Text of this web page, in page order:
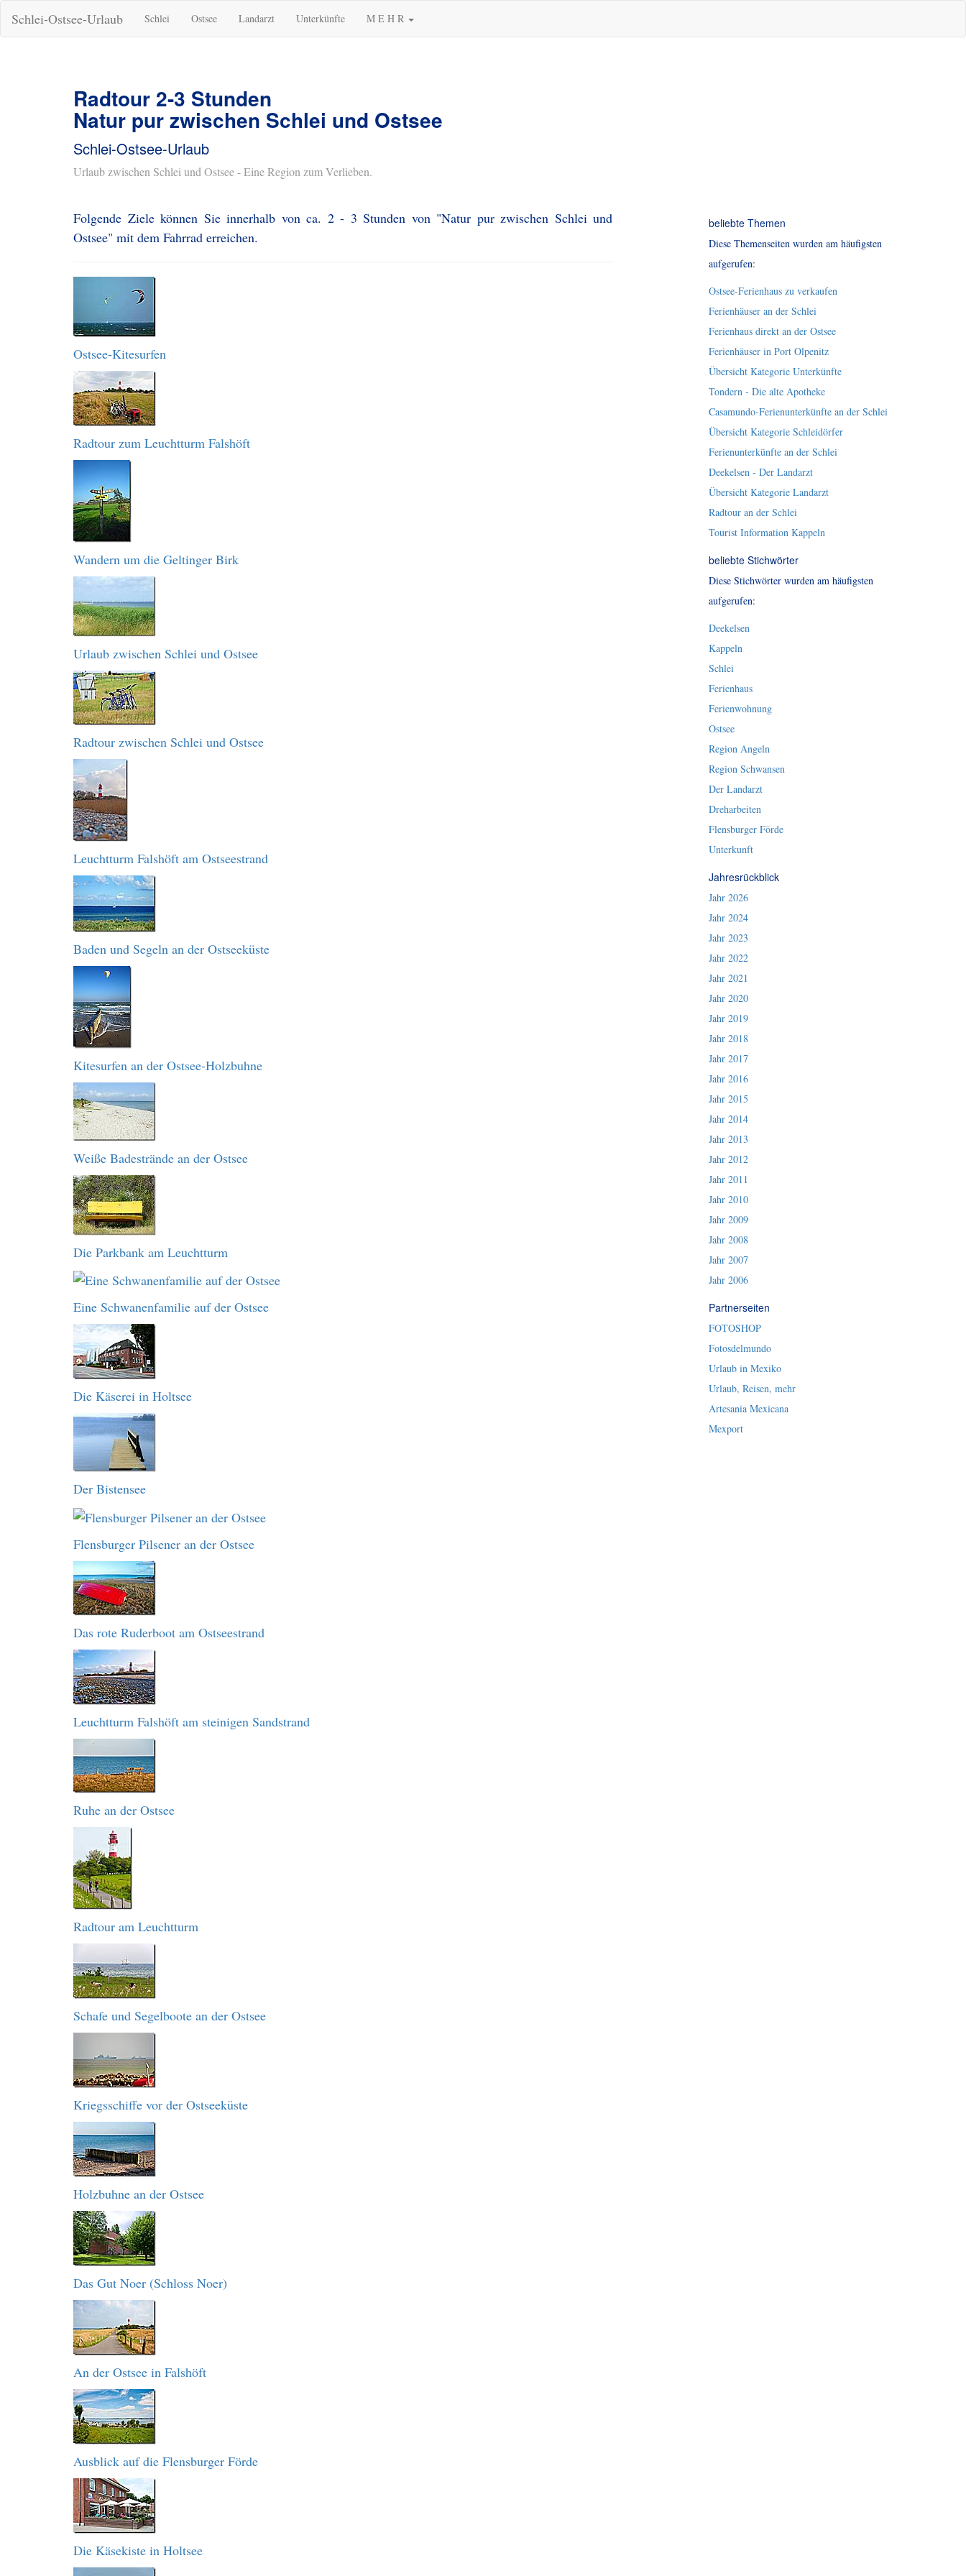
Schlei-Ostsee-Urlaub Schlei Ostsee Landarzt Unterkünfte M E H R
Radtour 2-3 Stunden
Natur pur zwischen Schlei und Ostsee
Schlei-Ostsee-Urlaub
Urlaub zwischen Schlei und Ostsee - Eine Region zum Verlieben.
Folgende Ziele können Sie innerhalb von ca. 2 - 3 Stunden von "Natur pur zwischen Schlei und
Ostsee" mit dem Fahrrad erreichen.
Ostsee-Kitesurfen
Radtour zum Leuchtturm Falshöft
Wandern um die Geltinger Birk
Urlaub zwischen Schlei und Ostsee
Radtour zwischen Schlei und Ostsee
Leuchtturm Falshöft am Ostseestrand
Baden und Segeln an der Ostseeküste
Kitesurfen an der Ostsee-Holzbuhne
Weiße Badestrände an der Ostsee
Die Parkbank am Leuchtturm
Eine Schwanenfamilie auf der Ostsee
Die Käserei in Holtsee
Der Bistensee
Flensburger Pilsener an der Ostsee
Das rote Ruderboot am Ostseestrand
Leuchtturm Falshöft am steinigen Sandstrand
Ruhe an der Ostsee
Radtour am Leuchtturm
Schafe und Segelboote an der Ostsee
Kriegsschiffe vor der Ostseeküste
Holzbuhne an der Ostsee
Das Gut Noer (Schloss Noer)
An der Ostsee in Falshöft
Ausblick auf die Flensburger Förde
Die Käsekiste in Holtsee
beliebte Themen
Diese Themenseiten wurden am häufigsten
aufgerufen:
Ostsee-Ferienhaus zu verkaufen
Ferienhäuser an der Schlei
Ferienhaus direkt an der Ostsee
Ferienhäuser in Port Olpenitz
Übersicht Kategorie Unterkünfte
Tondern - Die alte Apotheke
Casamundo-Ferienunterkünfte an der Schlei
Übersicht Kategorie Schleidörfer
Ferienunterkünfte an der Schlei
Deekelsen - Der Landarzt
Übersicht Kategorie Landarzt
Radtour an der Schlei
Tourist Information Kappeln
beliebte Stichwörter
Diese Stichwörter wurden am häufigsten
aufgerufen:
Deekelsen
Kappeln
Schlei
Ferienhaus
Ferienwohnung
Ostsee
Region Angeln
Region Schwansen
Der Landarzt
Dreharbeiten
Flensburger Förde
Unterkunft
Jahresrückblick
Jahr 2026
Jahr 2024
Jahr 2023
Jahr 2022
Jahr 2021
Jahr 2020
Jahr 2019
Jahr 2018
Jahr 2017
Jahr 2016
Jahr 2015
Jahr 2014
Jahr 2013
Jahr 2012
Jahr 2011
Jahr 2010
Jahr 2009
Jahr 2008
Jahr 2007
Jahr 2006
Partnerseiten
FOTOSHOP
Fotosdelmundo
Urlaub in Mexiko
Urlaub, Reisen, mehr
Artesania Mexicana
Mexport